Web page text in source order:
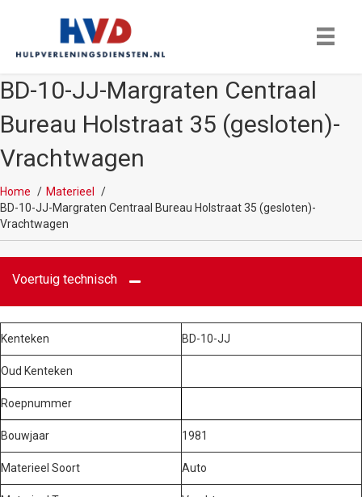
BD-10-JJ-Margraten Centraal
Bureau Holstraat 35 (gesloten)-
Vrachtwagen
Home
Materieel
BD-10-JJ-Margraten Centraal Bureau Holstraat 35 (gesloten)-
Vrachtwagen
Voertuig technisch
Kenteken BD-10-JJ
Oud Kenteken
Roepnummer
Bouwjaar 1981
Materieel Soort Auto